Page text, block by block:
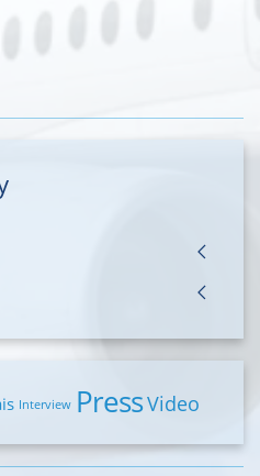
Interview PressVideo